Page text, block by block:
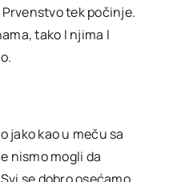
tek počinje.
tako I njima I
jako kao u meču sa
nismo mogli da